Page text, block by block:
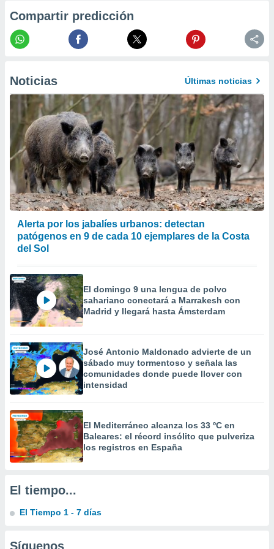
en
en
de
un
o acceder
datos
perfiles
crear un
uso de
la
contenido
medir el
de la
el
de
o a través
de
de
uso de
Compartir predicción
Noticias Últimas noticias
Alerta por los jabalíes urbanos: detectan
patógenos en 9 de cada 10 ejemplares de la Costa
del Sol
El domingo 9 una lengua de polvo
sahariano conectará a Marrakesh con
Madrid y llegará hasta Ámsterdam
José Antonio Maldonado advierte de un
sábado muy tormentoso y señala las
comunidades donde puede llover con
intensidad
El Mediterráneo alcanza los 33 ºC en
Baleares: el récord insólito que pulveriza
los registros en España
El tiempo...
El Tiempo 1 - 7 días
Síguenos